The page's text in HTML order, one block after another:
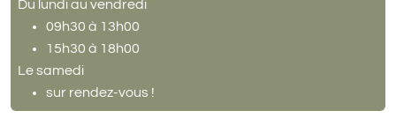
Du lundi au vendredi
09h30 à 13h00
15h30 à 18h00
Le samedi
sur rendez-vous !